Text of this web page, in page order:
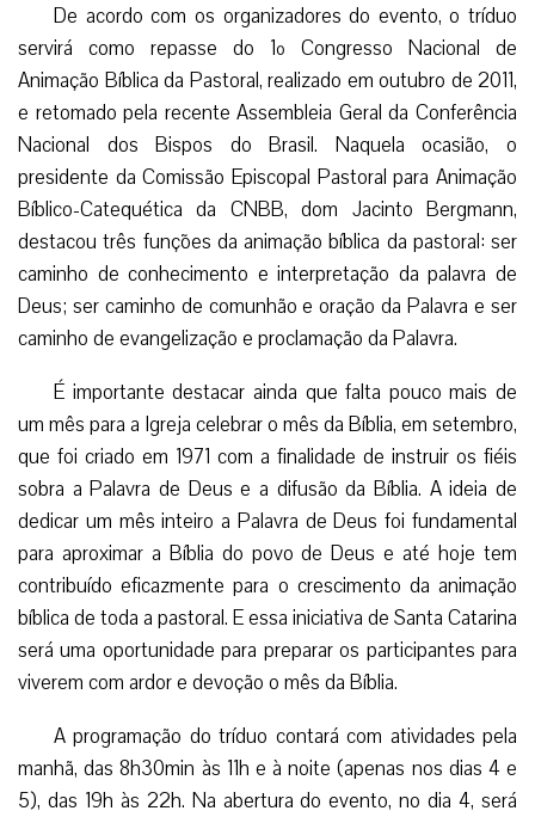
De acordo com os organizadores do evento, o tríduo
servirá como repasse do 1º Congresso Nacional de
Animação Bíblica da Pastoral, realizado em outubro de 2011,
e retomado pela recente Assembleia Geral da Conferência
Nacional dos Bispos do Brasil. Naquela ocasião, o
presidente da Comissão Episcopal Pastoral para Animação
Bíblico-Catequética da CNBB, dom Jacinto Bergmann,
destacou três funções da animação bíblica da pastoral: ser
caminho de conhecimento e interpretação da palavra de
Deus; ser caminho de comunhão e oração da Palavra e ser
caminho de evangelização e proclamação da Palavra.
É importante destacar ainda que falta pouco mais de
um mês para a Igreja celebrar o mês da Bíblia, em setembro,
que foi criado em 1971 com a finalidade de instruir os fiéis
sobra a Palavra de Deus e a difusão da Bíblia. A ideia de
dedicar um mês inteiro a Palavra de Deus foi fundamental
para aproximar a Bíblia do povo de Deus e até hoje tem
contribuído eficazmente para o crescimento da animação
bíblica de toda a pastoral. E essa iniciativa de Santa Catarina
será uma oportunidade para preparar os participantes para
viverem com ardor e devoção o mês da Bíblia.
A programação do tríduo contará com atividades pela
manhã, das 8h30min às 11h e à noite (apenas nos dias 4 e
5), das 19h às 22h. Na abertura do evento, no dia 4, será